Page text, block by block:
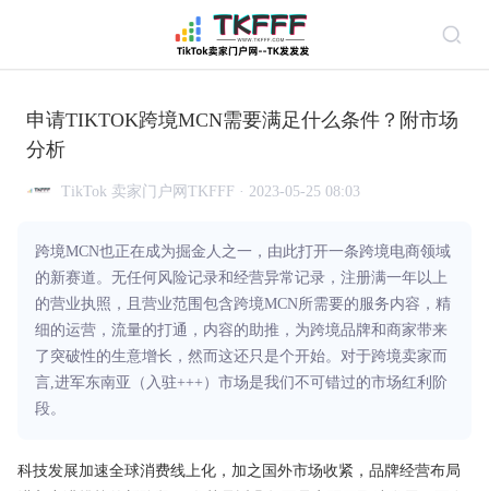
申请TIKTOK跨境MCN需要满足什么条件？附市场
分析
TikTok 卖家门户网TKFFF · 2023-05-25 08:03
跨境MCN也正在成为掘金人之一，由此打开一条跨境电商领域
的新赛道。无任何风险记录和经营异常记录，注册满一年以上
的营业执照，且营业范围包含跨境MCN所需要的服务内容，精
细的运营，流量的打通，内容的助推，为跨境品牌和商家带来
了突破性的生意增长，然而这还只是个开始。对于跨境卖家而
言,进军东南亚（入驻+++）市场是我们不可错过的市场红利阶
段。
科技发展加速全球消费线上化，加之国外市场收紧，品牌经营布局